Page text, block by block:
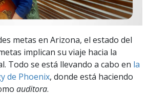
metas en Arizona, el estado del
implican su viaje hacia la
Todo se está llevando a cabo en la
de Phoenix, donde está haciendo
auditora.